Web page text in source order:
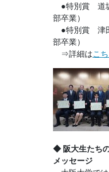
●特別賞 道坂
部卒業）
●特別賞 津田
部卒業）
⇒詳細はこ
◆ 阪大生たち
メッセージ